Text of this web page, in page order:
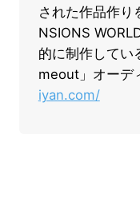
された作品作り
NSIONS
的に制作してい
meout」オーデ
iyan.com/